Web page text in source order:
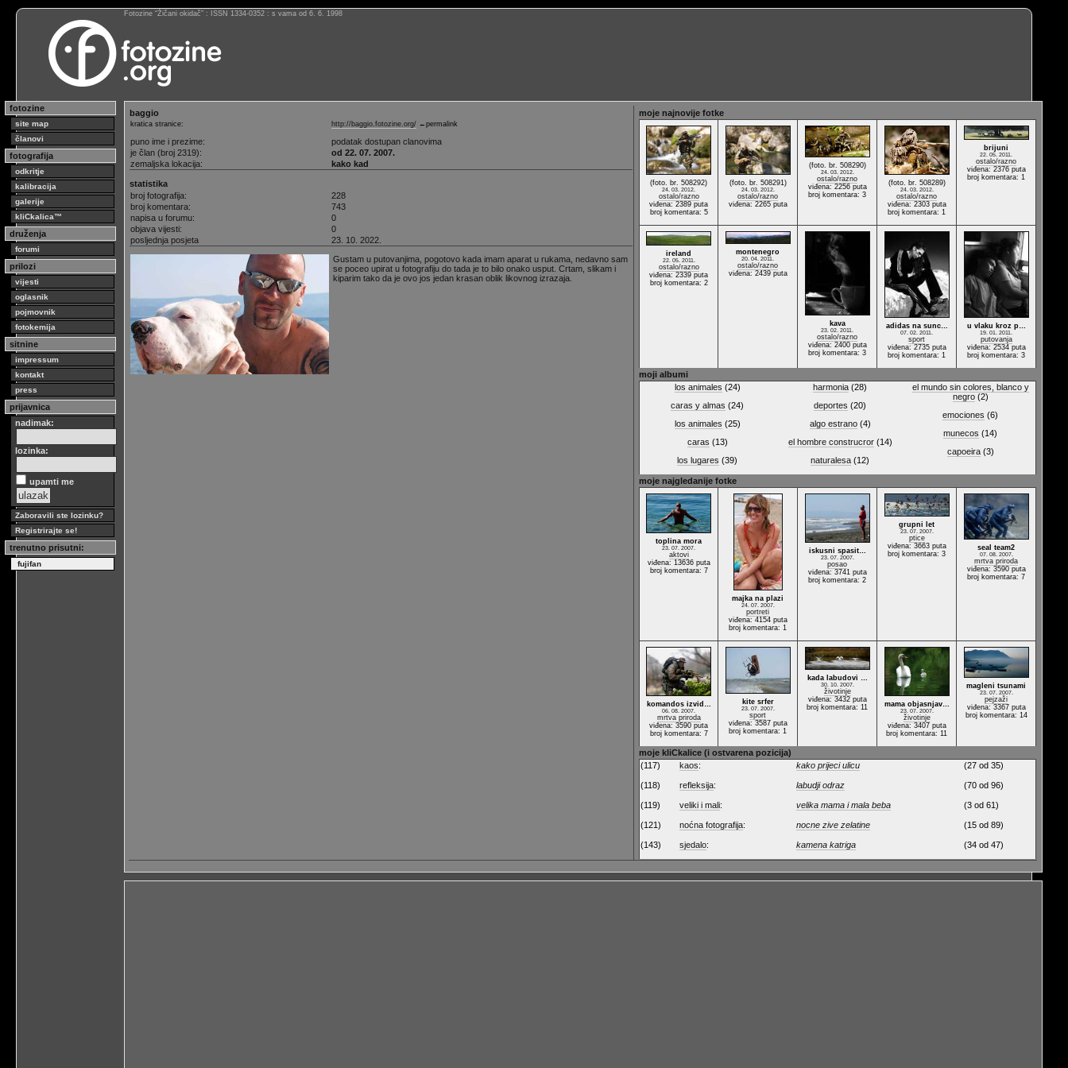
Fotozine “Žičani okidač” : ISSN 1334-0352 : s vama od 6. 6. 1998
fotozine
site map
članovi
fotografija
odkritje
kalibracija
galerije
kliCkalica™
druženja
forumi
prilozi
vijesti
oglasnik
pojmovnik
fotokemija
sitnine
impressum
kontakt
press
prijavnica
nadimak:
lozinka:
upamti me
Zaboravili ste lozinku?
Registrirajte se!
trenutno prisutni:
fujifan
baggio
kratica stranice: http://baggio.fotozine.org/ ←permalink
puno ime i prezime:
podatak dostupan clanovima
je član (broj 2319):
od 22. 07. 2007.
zemaljska lokacija:
kako kad
statistika
broj fotografija:
228
broj komentara:
743
napisa u forumu:
0
objava vijesti:
0
posljednja posjeta
23. 10. 2022.
Gustam u putovanjima, pogotovo kada imam aparat u rukama, nedavno sam
se poceo upirat u fotografiju do tada je to bilo onako usput. Crtam, slikam i
kiparim tako da je ovo jos jedan krasan oblik likovnog izrazaja.
moje najnovije fotke
(foto. br. 508292)
24. 03. 2012.
ostalo/razno
viđena: 2389 puta
broj komentara: 5
(foto. br. 508291)
24. 03. 2012.
ostalo/razno
viđena: 2265 puta
(foto. br. 508290)
24. 03. 2012.
ostalo/razno
viđena: 2256 puta
broj komentara: 3
(foto. br. 508289)
24. 03. 2012.
ostalo/razno
viđena: 2303 puta
broj komentara: 1
brijuni
22. 05. 2011.
ostalo/razno
viđena: 2376 puta
broj komentara: 1
ireland
22. 05. 2011.
ostalo/razno
viđena: 2339 puta
broj komentara: 2
montenegro
20. 04. 2011.
ostalo/razno
viđena: 2439 puta
kava
23. 02. 2011.
ostalo/razno
viđena: 2400 puta
broj komentara: 3
adidas na sunc…
07. 02. 2011.
sport
viđena: 2735 puta
broj komentara: 1
u vlaku kroz p…
19. 01. 2011.
putovanja
viđena: 2534 puta
broj komentara: 3
moji albumi
los animales (24)
caras y almas (24)
los animales (25)
caras (13)
los lugares (39)
harmonia (28)
deportes (20)
algo estrano(4)
el hombre construcror(14)
naturalesa (12)
el mundo sin colores, blanco y
negro(2)
emociones (6)
munecos (14)
capoeira(3)
moje najgledanije fotke
toplina mora
23. 07. 2007.
aktovi
viđena: 13636 puta
broj komentara: 7
majka na plazi
24. 07. 2007.
portreti
viđena: 4154 puta
broj komentara: 1
iskusni spasit…
23. 07. 2007.
posao
viđena: 3741 puta
broj komentara: 2
grupni let
23. 07. 2007.
ptice
viđena: 3663 puta
broj komentara: 3
seal team2
07. 08. 2007.
mrtva priroda
viđena: 3590 puta
broj komentara: 7
komandos izvid…
06. 08. 2007.
mrtva priroda
viđena: 3590 puta
broj komentara: 7
kite srfer
23. 07. 2007.
sport
viđena: 3587 puta
broj komentara: 1
kada labudovi …
30. 10. 2007.
životinje
viđena: 3432 puta
broj komentara: 11
mama objasnjav…
23. 07. 2007.
životinje
viđena: 3407 puta
broj komentara: 11
magleni tsunami
23. 07. 2007.
pejzaži
viđena: 3367 puta
broj komentara: 14
moje kliCkalice (i ostvarena pozicija)
(117)
kaos: kako prijeci ulicu (27 od 35)
(118) refleksija: labudji odraz (70 od 96)
(119) veliki i mali: velika mama i mala beba (3 od 61)
(121) noćna fotografija: nocne zive zelatine (15 od 89)
(143) sjedalo: kamena katriga (34 od 47)